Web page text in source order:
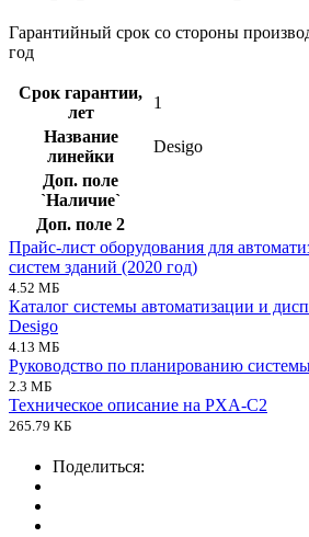
Гарантийный срок со стороны
год
Срок гарантии,
лет
1
Название
линейки
Desigo
Доп. поле
`Наличие`
Доп. поле 2
Прайс-лист оборудования для
систем зданий (2020 год)
4.52 МБ
Каталог системы автоматизации и
Desigo
4.13 МБ
Руководство по планированию
2.3 МБ
Техническое описание на PXA-C2
265.79 КБ
Поделиться: